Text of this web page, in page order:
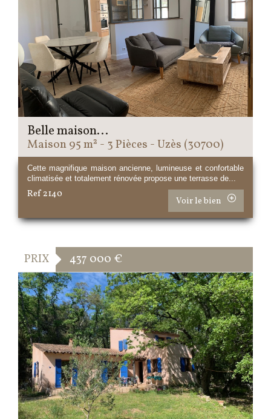
Belle maison...
Maison 95 m² - 3 Pièces - Uzès (30700)
Cette magnifique maison ancienne, lumineuse et confortable
climatisée et totalement rénovée propose une terrasse de...
Ref 2140
Voir le bien
PRIX 437 000 €